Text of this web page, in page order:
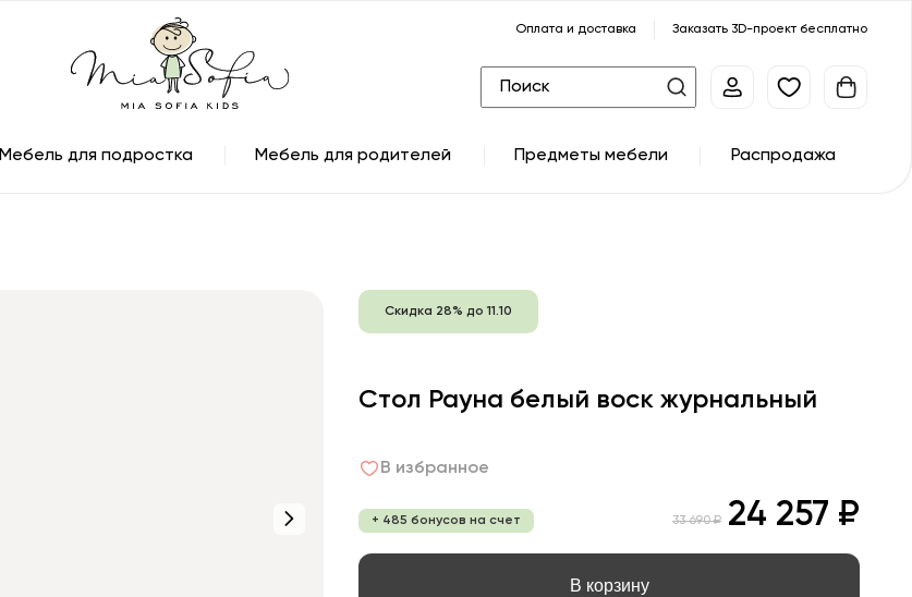
Оплата и доставка Заказать 3D-проект бесплатно
Мебель для подростка Мебель для родителей Предметы мебели Распродажа
Скидка 28% до 11.10
Стол Рауна белый воск журнальный
В избранное
+ 485 бонусов на счет 33 690 ₽ 24 257 ₽
В корзину